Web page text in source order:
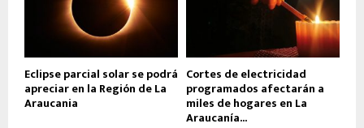
Eclipse parcial solar se podrá
apreciar en la Región de La
Araucania
Cortes de electricidad
programados afectarán a
miles de hogares en La
Araucanía...